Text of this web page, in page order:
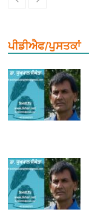
ਪੀਡੀਐਫ/ਪੁਸਤਕਾਂ